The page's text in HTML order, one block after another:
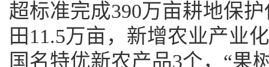
超标准完成390万亩耕地保
田11.5万亩，新增农业产业
国名特优新农产品3个，“果